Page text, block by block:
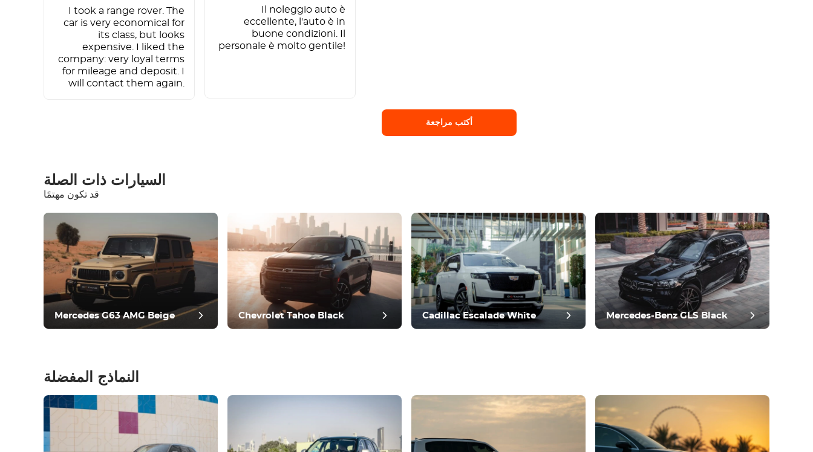
I took a range rover. The
car is very economical for
its class, but looks
expensive. I liked the
company: very loyal terms
for mileage and deposit. I
will contact them again.
Il noleggio auto è
eccellente, l'auto è in
buone condizioni. Il
personale è molto gentile!
أكتب مراجعة
أكتب مراجعة
معدات
مريح
التحكم في المناخ
يقود
حالة
السيارات ذات الصلة
قد تكون مهتمًا
Mercedes G63 AMG Beige Chevrolet Tahoe Black Cadillac Escalade White Mercedes-Benz GLS Black
النماذج المفضلة